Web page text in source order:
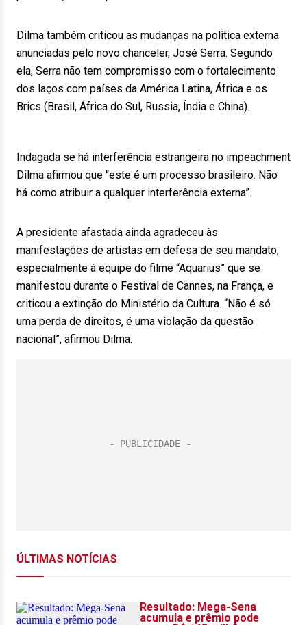
Dilma também criticou as mudanças na política externa
anunciadas pelo novo chanceler, José Serra. Segundo
ela, Serra não tem compromisso com o fortalecimento
dos laços com países da América Latina, África e os
Brics (Brasil, África do Sul, Russia, Índia e China).
Indagada se há interferência estrangeira no impeachment
Dilma afirmou que “este é um processo brasileiro. Não
há como atribuir a qualquer interferência externa”.
A presidente afastada ainda agradeceu às
manifestações de artistas em defesa de seu mandato,
especialmente à equipe do filme “Aquarius” que se
manifestou durante o Festival de Cannes, na França, e
criticou a extinção do Ministério da Cultura. “Não é só
uma perda de direitos, é uma violação da questão
nacional”, afirmou Dilma.